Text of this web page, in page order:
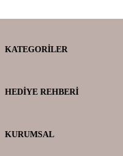
KATEGORILER
HEDIYE REHBERI
KURUMSAL